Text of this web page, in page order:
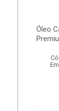
Óleo